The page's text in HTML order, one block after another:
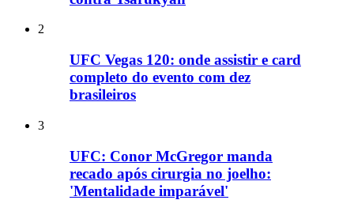
2
UFC Vegas 120: onde assistir e card
completo do evento com dez
brasileiros
3
UFC: Conor McGregor manda
recado após cirurgia no joelho:
'Mentalidade imparável'